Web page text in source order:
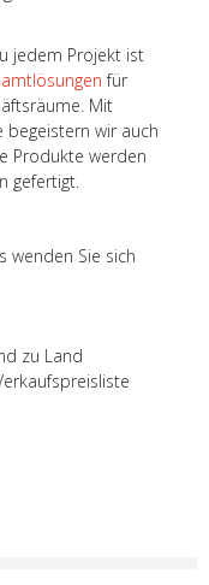
jedem Projekt ist
für
Mit
begeistern wir auch
Produkte werden
gefertigt.
wenden Sie sich
zu Land